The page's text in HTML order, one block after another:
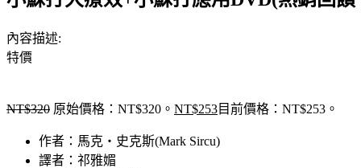
內容描述:
特價
NT$320 原始價格：NT$320。 NT$253目前價格：NT$253。
作者：馬克‧史克斯(Mark Sircu)
譯者：祁雅媚